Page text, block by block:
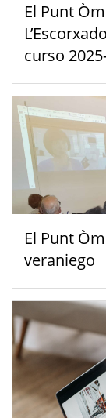
El Punt
curso
El Punt
veraniego